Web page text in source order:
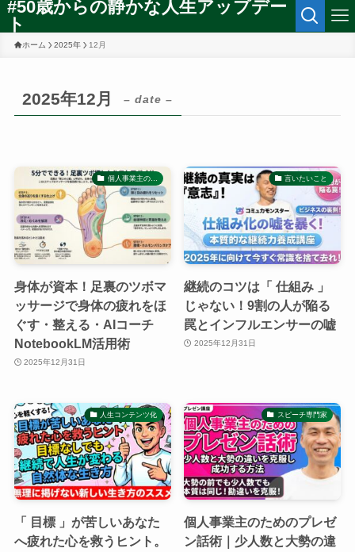
#50歳からの静かな人生アップデー
ト
ホーム 2025年 12月
2025年12月 – date –
個人事業主の…
身体が資本！足裏のツボマ
ッサージで身体の疲れをほ
ぐす・整える・AIコーチ
NotebookLM活用術
2025年12月31日
言いたいこと
継続のコツは「 仕組み 」
じゃない！9割の人が陥る
罠とインフルエンサーの嘘
2025年12月31日
人生コンテンツ化
「 目標 」が苦しいあなた
へ疲れた心を救うヒント。
スピーチ専門家
個人事業主のためのプレゼ
ン話術｜少人数と大勢の違